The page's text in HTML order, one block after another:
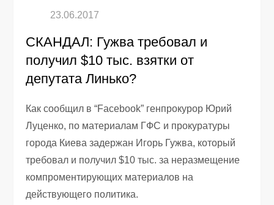
СКАНДАЛ: Гужва требовал и
получил $10 тыс. взятки от
депутата Линько?
Как сообщил в “Facebook” генпрокурор Юрий
Луценко, по материалам ГФС и прокуратуры
города Киева задержан Игорь Гужва, который
требовал и получил $10 тыс. за неразмещение
компроментирующих материалов на
действующего политика.